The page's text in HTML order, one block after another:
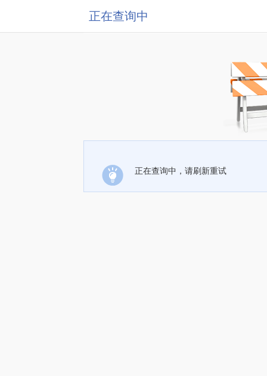
正在查询中
正在查询中，请刷新重试